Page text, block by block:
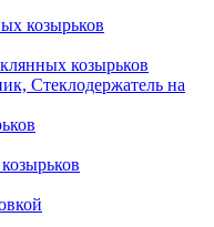
козырьков
козырьков
Стеклодержатель на